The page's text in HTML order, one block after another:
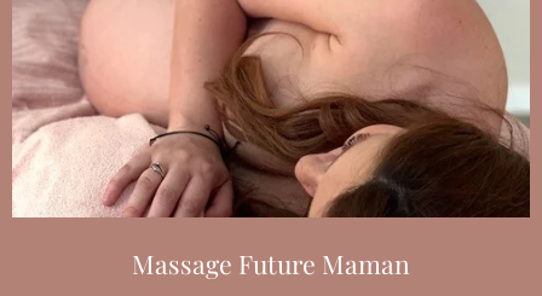
Massage Future Maman